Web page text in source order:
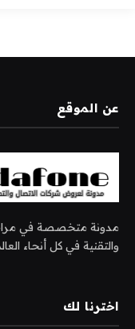
عن الموقع
مدونة متخصصة في
والتقنية في كل أنحاء
اخترنا لك